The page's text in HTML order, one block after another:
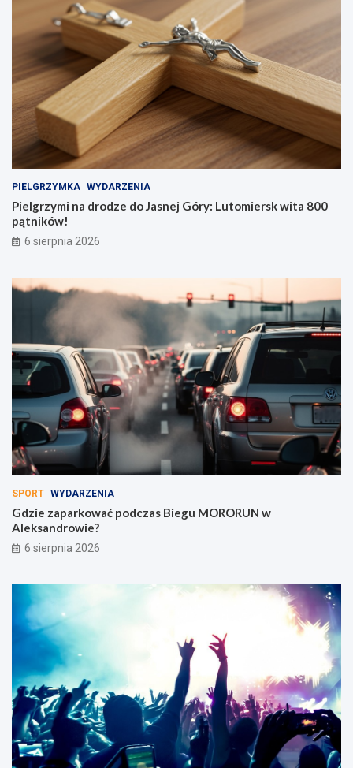
PIELGRZYMKA WYDARZENIA
Pielgrzymi na drodze do Jasnej Góry: Lutomiersk wita 800
pątników!
6 sierpnia 2026
SPORT WYDARZENIA
Gdzie zaparkować podczas Biegu MORORUN w
Aleksandrowie?
6 sierpnia 2026